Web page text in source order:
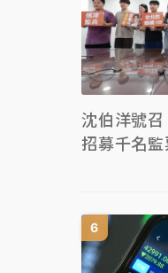
沈伯洋號
招募千名